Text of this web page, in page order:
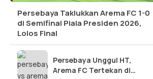
Persebaya Taklukkan Arema FC 1-0
di Semifinal Piala Presiden 2026,
Lolos Final
Persebaya Unggul HT,
Arema FC Tertekan di